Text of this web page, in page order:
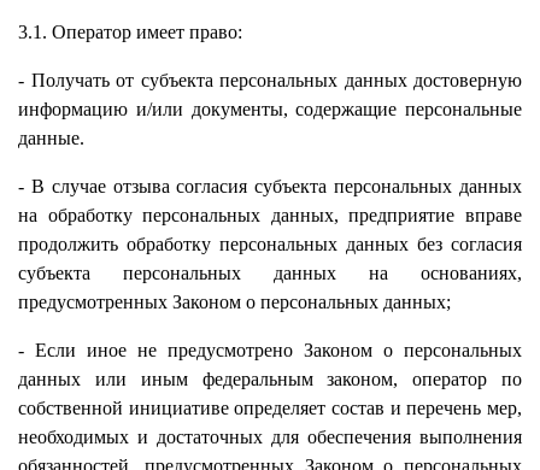
3.1. Оператор имеет право:
- Получать от субъекта персональных данных достоверную
информацию и/или документы, содержащие персональные
данные.
- В случае отзыва согласия субъекта персональных данных
на обработку персональных данных, предприятие вправе
продолжить обработку персональных данных без согласия
субъекта персональных данных на основаниях,
предусмотренных Законом о персональных данных;
- Если иное не предусмотрено Законом о персональных
данных или иным федеральным законом, оператор по
собственной инициативе определяет состав и перечень мер,
необходимых и достаточных для обеспечения выполнения
обязанностей, предусмотренных Законом о персональных